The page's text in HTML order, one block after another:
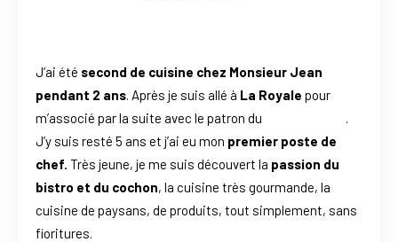
J’ai été second de cuisine chez Monsieur Jean
pendant 2 ans. Après je suis allé à La Royale pour
m’associé par la suite avec le patron du
.
J’y suis resté 5 ans et j’ai eu mon premier poste de
chef. Très jeune, je me suis découvert la passion du
bistro et du cochon, la cuisine très gourmande, la
cuisine de paysans, de produits, tout simplement, sans
fioritures.